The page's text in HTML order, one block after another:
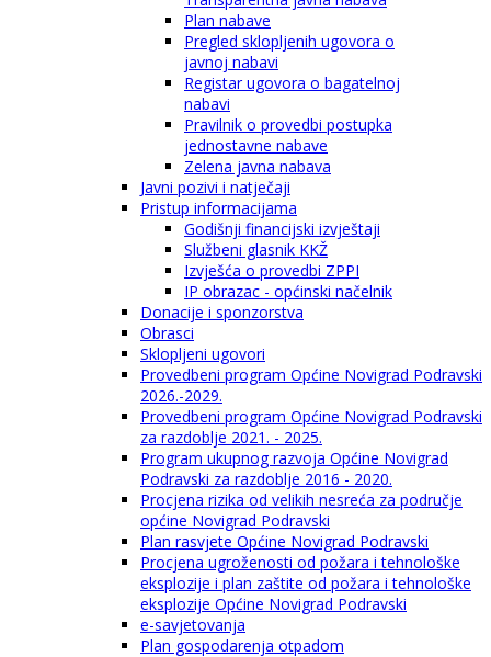
Plan nabave
Pregled sklopljenih ugovora o
javnoj nabavi
Registar ugovora o bagatelnoj
nabavi
Pravilnik o provedbi postupka
jednostavne nabave
Zelena javna nabava
Javni pozivi i natječaji
Pristup informacijama
Godišnji financijski izvještaji
Službeni glasnik KKŽ
Izvješća o provedbi ZPPI
IP obrazac - općinski načelnik
Donacije i sponzorstva
Obrasci
Sklopljeni ugovori
Provedbeni program Općine Novigrad Podravski
2026.-2029.
Provedbeni program Općine Novigrad Podravski
za razdoblje 2021. - 2025.
Program ukupnog razvoja Općine Novigrad
Podravski za razdoblje 2016 - 2020.
Procjena rizika od velikih nesreća za područje
općine Novigrad Podravski
Plan rasvjete Općine Novigrad Podravski
Procjena ugroženosti od požara i tehnološke
eksplozije i plan zaštite od požara i tehnološke
eksplozije Općine Novigrad Podravski
e-savjetovanja
Plan gospodarenja otpadom